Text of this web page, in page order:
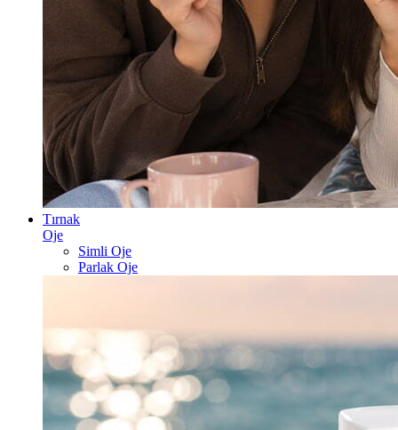
Tırnak
Oje
Simli Oje
Parlak Oje